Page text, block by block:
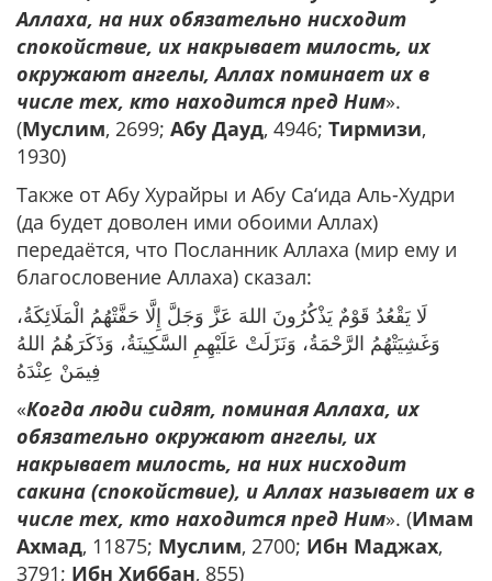
Аллаха, на них обязательно нисходит
спокойствие, их накрывает милость, их
окружают ангелы, Аллах поминает их в
числе тех, кто находится пред Ним».
(Муслим, 2699; Абу Дауд, 4946; Тирмизи,
1930)
Также от Абу Хурайры и Абу Са‘ида Аль-Худри
(да будет доволен ими обоими Аллах)
передаётся, что Посланник Аллаха (мир ему и
благословение Аллаха) сказал:
لَا يَقْعُدُ قَوْمٌ يَذْكُرُونَ اللهَ عَزَّ وَجَلَّ إِلَّا حَفَّتْهُمُ الْمَلَائِكَةُ،
وَغَشِيَتْهُمُ الرَّحْمَةُ، وَنَزَلَتْ عَلَيْهِمِ السَّكِينَةُ، وَذَكَرَهُمُ اللهُ
فِيمَنْ عِنْدَهُ
«Когда люди сидят, поминая Аллаха, их
обязательно окружают ангелы, их
накрывает милость, на них нисходит
сакина (спокойствие), и Аллах называет их в
числе тех, кто находится пред Ним». (Имам
Ахмад, 11875; Муслим, 2700; Ибн Маджах,
3791; Ибн Хиббан, 855)